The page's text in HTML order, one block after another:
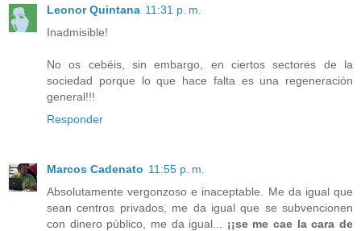
Leonor Quintana 11:31 p. m.
Inadmisible!
No os cebéis, sin embargo, en ciertos sectores de la
sociedad porque lo que hace falta es una regeneración
general!!!
Responder
Marcos Cadenato 11:55 p. m.
Absolutamente vergonzoso e inaceptable. Me da igual que
sean centros privados, me da igual que se subvencionen
con dinero público, me da igual... ¡¡se me cae la cara de